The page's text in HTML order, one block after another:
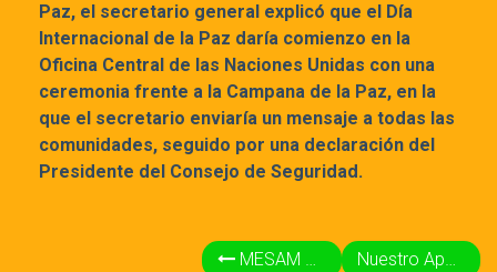
Paz, el secretario general explicó que el Día
Internacional de la Paz daría comienzo en la
Oficina Central de las Naciones Unidas con una
ceremonia frente a la Campana de la Paz, en la
que el secretario enviaría un mensaje a todas las
comunidades, seguido por una declaración del
Presidente del Consejo de Seguridad.
MESAM + E_Bags se unen en la protección de las Playas Nuestro Apoyo para Alpha Boys School – Jamaica